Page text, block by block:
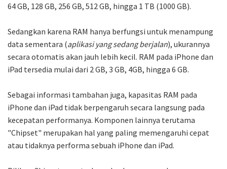
64 GB, 128 GB, 256 GB, 512 GB, hingga 1 TB (1000 GB).
Sedangkan karena RAM hanya berfungsi untuk menampung
data sementara (aplikasi yang sedang berjalan), ukurannya
secara otomatis akan jauh lebih kecil. RAM pada iPhone dan
iPad tersedia mulai dari 2 GB, 3 GB, 4GB, hingga 6 GB.
Sebagai informasi tambahan juga, kapasitas RAM pada
iPhone dan iPad tidak berpengaruh secara langsung pada
kecepatan performanya. Komponen lainnya terutama
"Chipset" merupakan hal yang paling memengaruhi cepat
atau tidaknya performa sebuah iPhone dan iPad.